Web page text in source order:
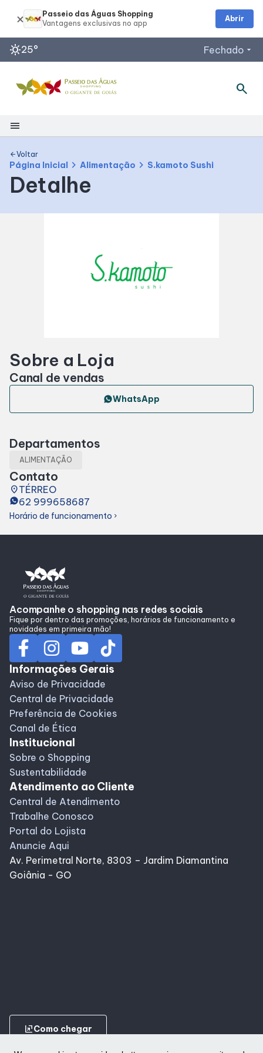
sunny25° Fechado arrow_drop_down
Horários de Funcionamento
Lojas
Acessar todos os horários
search
menu
Shopping
Mapa Interno
Como Chegar
Cinema
Lojas e Restaurantes
Lojas
Alimentação
Programa de Benefícios
arrow_backVoltar
Página Inicial chevron_right Alimentação chevron_right S.kamoto Sushi
Detalhe
Sobre a Loja
Canal de vendas
WhatsApp
Departamentos
ALIMENTAÇÃO
Contato
placeTÉRREO
62 999658687
Horário de funcionamento chevron_right
Acompanhe o shopping nas redes sociais
Fique por dentro das promoções, horários de funcionamento e
novidades em primeira mão!
Informações Gerais
Aviso de Privacidade
Central de Privacidade
Preferência de Cookies
Canal de Ética
Institucional
Sobre o Shopping
Sustentabilidade
Atendimento ao Cliente
Central de Atendimento
Trabalhe Conosco
Portal do Lojista
Anuncie Aqui
Av. Perimetral Norte, 8303 – Jardim Diamantina
Goiânia - GO
ungroupComo chegar
Passeio das Águas Shopping
Abrir